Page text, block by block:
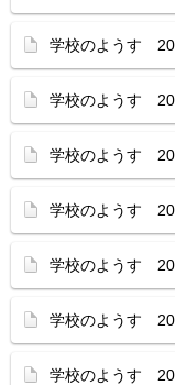
学校のようす
学校のようす
学校のようす
学校のようす
学校のようす
学校のようす
学校のようす